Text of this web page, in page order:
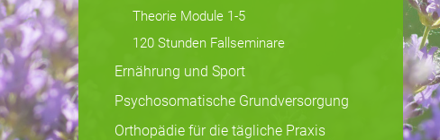
Theorie Module 1-5
120 Stunden Fallseminare
Ernährung und Sport
Psychosomatische Grundversorgung
Orthopädie für die tägliche Praxis